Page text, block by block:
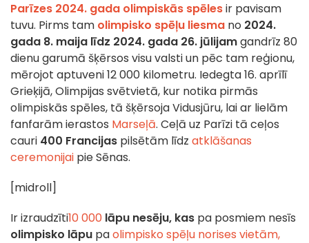
Parīzes 2024. gada olimpiskās spēlesir pavisam
tuvu. Pirms tam olimpisko spēļu liesma no 2024.
gada 8. maija līdz 2024. gada 26. jūlijamgandrīz 80
dienu garumā šķērsos visu valsti un pēc tam reģionu,
mērojot aptuveni 12 000 kilometru. Iedegta 16. aprīlī
Grieķijā, Olimpijas svētvietā, kur notika pirmās
olimpiskās spēles, tā šķērsoja Vidusjūru, lai ar lielām
fanfarām ierastos Marseļā. Ceļā uz Parīzi tā ceļos
cauri 400 Francijas pilsētām līdz atklāšanas
ceremonijai pie Sēnas.
[midroll]
Ir izraudzīti10 000 lāpu nesēju, kas pa posmiem nesīs
olimpisko lāpu paolimpisko spēļu norises vietām,